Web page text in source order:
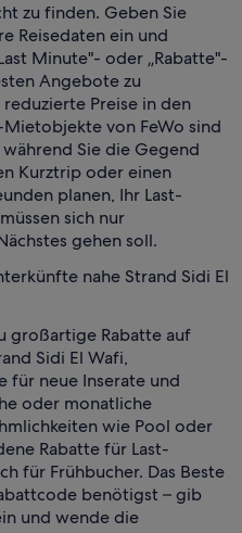
zu finden. Geben Sie
Reisedaten ein und
Minute"- oder „Rabatte"-
Angebote zu
Preise in den
von FeWo sind
Sie die Gegend
Kurztrip oder einen
planen, Ihr Last-
sich nur
gehen soll.
nahe Strand Sidi El
großartige Rabatte auf
Sidi El Wafi,
für neue Inserate und
oder monatliche
wie Pool oder
Rabatte für Last-
für Frühbucher. Das Beste
benötigst – gib
und wende die